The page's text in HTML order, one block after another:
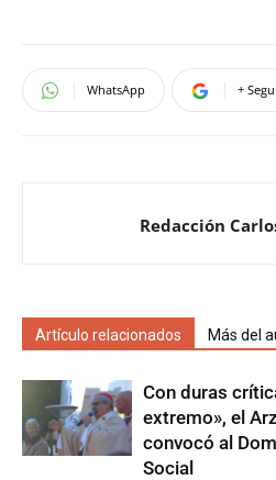
WhatsApp +
Redacción
Artículo relacionados Más del
Con duras
extremo», el
convocó al
Social